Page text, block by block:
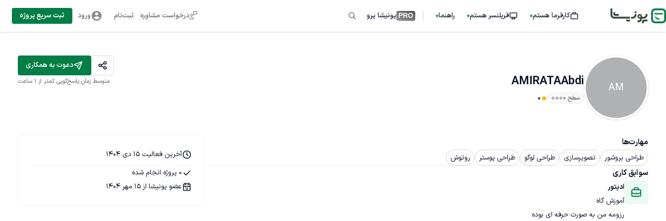
کارفرما هستم فریلنسر هستم راهنما PRO پونیشا پرو درخواست مشاوره ثبت‌نام ورود ثبت سریع پروژه
AM
AMIRATAAbdi
سطح ۰ 0
دعوت به همکاری
متوسط زمان پاسخ‌گویی کمتر از 1 ساعت
مهارت‌ها
طراحی بروشور تصویرسازی طراحی لوگو طراحی پوستر روتوش
سوابق کاری
ادیتور
آموزش گاه
رزومه من به صورت حرفه ای بوده
آخرین فعالیت 15 دی 1404
0 پروژه انجام شده
عضو پونیشا از 15 مهر 1404